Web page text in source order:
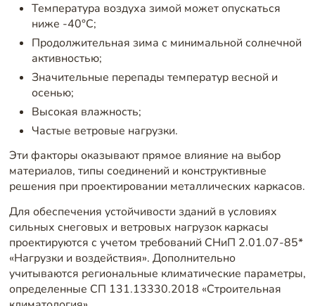
Температура воздуха зимой может опускаться
ниже -40°C;
Продолжительная зима с минимальной солнечной
активностью;
Значительные перепады температур весной и
осенью;
Высокая влажность;
Частые ветровые нагрузки.
Эти факторы оказывают прямое влияние на выбор
материалов, типы соединений и конструктивные
решения при проектировании металлических каркасов.
Для обеспечения устойчивости зданий в условиях
сильных снеговых и ветровых нагрузок каркасы
проектируются с учетом требований СНиП 2.01.07-85*
«Нагрузки и воздействия». Дополнительно
учитываются региональные климатические параметры,
определенные СП 131.13330.2018 «Строительная